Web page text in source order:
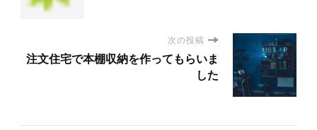
次の投稿
注文住宅で本棚収納を作ってもらいま
した